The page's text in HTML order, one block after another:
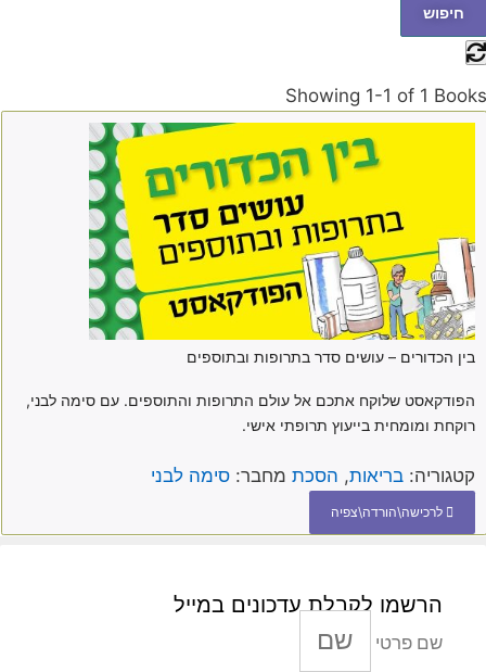
Showing 1-1 of 1 Books
בין הכדורים – עושים סדר בתרופות ובתוספים
הפודקאסט שלוקח אתכם אל עולם התרופות והתוספים. עם סימה לבני,
רוקחת ומומחית בייעוץ תרופתי אישי.
קטגוריה: בריאות, הסכת מחבר: סימה לבני
לרכישה\הורדה\צפיה
הרשמו לקבלת עדכונים במייל
שם פרטי